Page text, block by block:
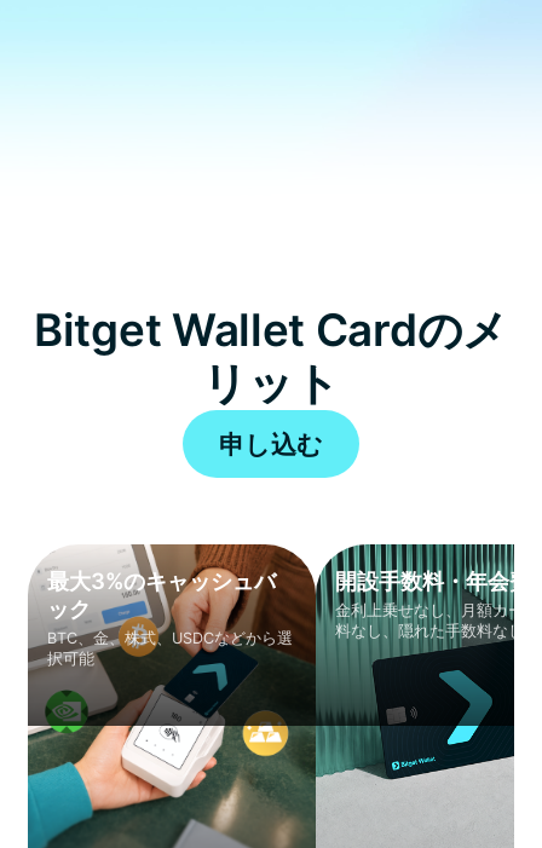
決済キャッシュバック +0.0235 NVDA
Bitget Wallet Cardのメ
リット
申し込む
最大3%のキャッシュバ
ック
BTC、金、株式、USDCなどから選
択可能
開設手数料・年会費
金利上乗せなし、月額カー
料なし、隠れた手数料なし